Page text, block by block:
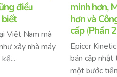
điều
biết
Việt Nam mà
xây nhà máy
minh hơn,
hơn và
cấp (Phần
Epicor
bản cập
một bước